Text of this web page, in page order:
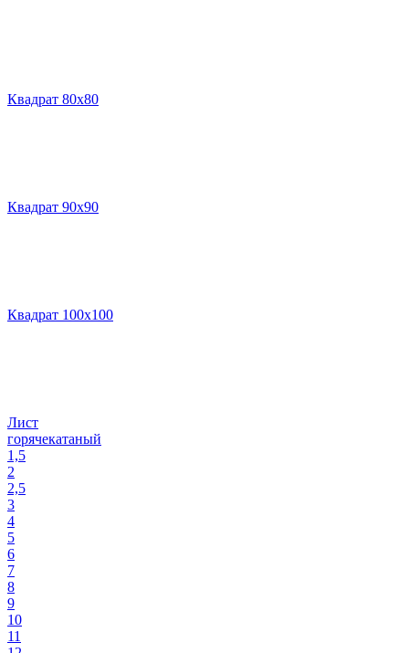
Квадрат 80х80
Квадрат 90х90
Квадрат 100х100
Лист
горячекатаный
1,5
2
2,5
3
4
5
6
7
8
9
10
11